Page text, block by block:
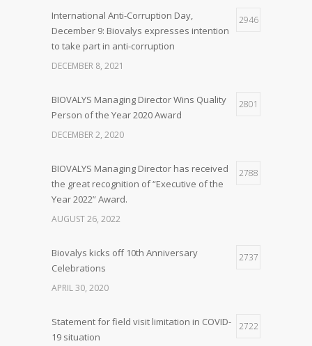
International Anti-Corruption Day,
December 9: Biovalys expresses intention
to take part in anti-corruption
2946
DECEMBER 8, 2021
BIOVALYS Managing Director Wins Quality
Person of the Year 2020 Award
2801
DECEMBER 2, 2020
BIOVALYS Managing Director has received
the great recognition of “Executive of the
Year 2022” Award.
2788
AUGUST 26, 2022
Biovalys kicks off 10th Anniversary
Celebrations
2737
APRIL 30, 2020
Statement for field visit limitation in COVID-
19 situation
2722